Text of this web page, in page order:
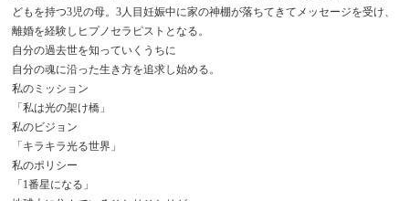
どもを持つ3児の母。3人目妊娠中に家の神棚が落ちてきてメッセージを受け、
離婚を経験しヒプノセラピストとなる。
自分の過去世を知っていくうちに
自分の魂に沿った生き方を追求し始める。
私のミッション
「私は光の架け橋」
私のビジョン
「キラキラ光る世界」
私のポリシー
「1番星になる」